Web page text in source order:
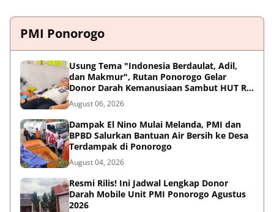
PMI Ponorogo
Usung Tema "Indonesia Berdaulat, Adil,
dan Makmur", Rutan Ponorogo Gelar
Donor Darah Kemanusiaan Sambut HUT RI
ke-81
August 06, 2026
Dampak El Nino Mulai Melanda, PMI dan
BPBD Salurkan Bantuan Air Bersih ke Desa
Terdampak di Ponorogo
August 04, 2026
Resmi Rilis! Ini Jadwal Lengkap Donor
Darah Mobile Unit PMI Ponorogo Agustus
2026